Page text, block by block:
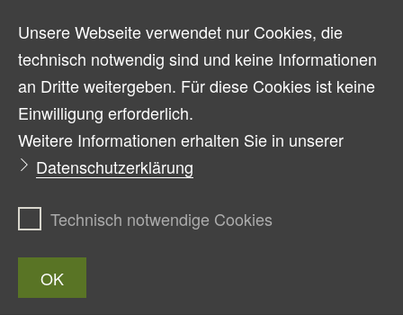
Unsere Webseite verwendet nur Cookies, die
technisch notwendig sind und keine Informationen
an Dritte weitergeben. Für diese Cookies ist keine
Einwilligung erforderlich.
Weitere Informationen erhalten Sie in unserer
Datenschutzerklärung
Technisch notwendige Cookies
OK